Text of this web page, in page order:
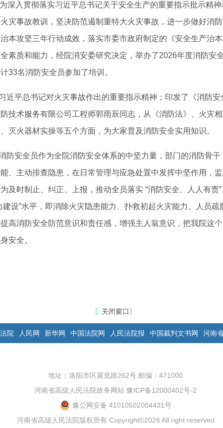
入贯彻落实习近平总书记关于安全生产的重要指示批示精神
灾事故教训，坚决防范遏制重特大火灾事故，进一步做好消防
本攻坚三年行动成效，落实市委市政府制定的《安全生产治
素质和能力，经院消安委研究决定，举办了2026年度消防安
33名消防安全员参加了培训。
平总书记对火灾事故作出的重要指示精神；印发了《消防安
技术服务有限公司工程师郭雨辰同志，从《消防法》、火灾
灭火器材实操等五个方面，为大家普及消防安全实用知识。
安全员作为全院消防安全体系的中坚力量，部门的消防骨干
、主动排查隐患，在日常管理与应急处置中发挥中坚作用，
及时制止、纠正、上报，推动全员落实 “消防安全、人人有责
建设”水平，即消除火灾隐患能力、扑救初起火灾能力、人员疏
高消防安全防范意识和责任感，增强主人翁意识，把我院这个
安全。
〖 关闭窗口〗
院 人民网 新华网 中国法院网 人民法院报 中国裁判文书网 河南
地址：洛阳市区展览路262号 邮编：471000
河南省高级人民法院政务网站 豫ICP备12000402号-2
豫公网安备 41010502004431号
河南省高级人民法院版权所有 Copyright©2026 All right reserved